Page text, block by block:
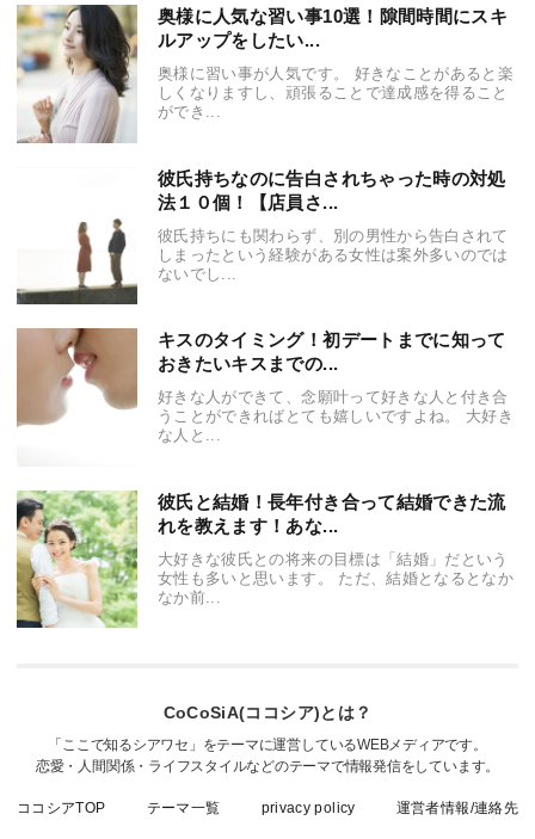
奥様に人気な習い事10選！隙間時間にスキ
ルアップをしたい...
奥様に習い事が人気です。 好きなことがあると楽
しくなりますし、頑張ることで達成感を得ること
ができ...
彼氏持ちなのに告白されちゃった時の対処
法１０個！【店員さ...
彼氏持ちにも関わらず、別の男性から告白されて
しまったという経験がある女性は案外多いのでは
ないでし...
キスのタイミング！初デートまでに知って
おきたいキスまでの...
好きな人ができて、念願叶って好きな人と付き合
うことができればとても嬉しいですよね。 大好き
な人と...
彼氏と結婚！長年付き合って結婚できた流
れを教えます！あな...
大好きな彼氏との将来の目標は「結婚」だという
女性も多いと思います。 ただ、結婚となるとなか
なか前...
ココシアTOP テーマ一覧 privacy policy 運営者情報/連絡先
CoCoSiA(ココシア)とは？
「ここで知るシアワセ」をテーマに運営しているWEBメディアです。
恋愛・人間関係・ライフスタイルなどのテーマで情報発信をしています。